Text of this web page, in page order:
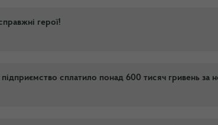
герої!
сплатило понад 600 тисяч гривень за